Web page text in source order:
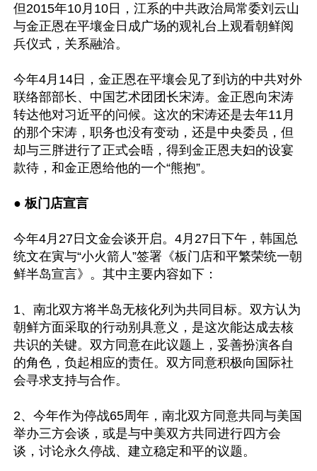
但2015年10月10日，江系的中共政治局常委刘云山
与金正恩在平壤金日成广场的观礼台上观看朝鲜阅
兵仪式，关系融洽。
今年4月14日，金正恩在平壤会见了到访的中共对外
联络部部长、中国艺术团团长宋涛。金正恩向宋涛
转达他对习近平的问候。这次的宋涛还是去年11月
的那个宋涛，职务也没有变动，还是中央委员，但
却与三胖进行了正式会晤，得到金正恩夫妇的设宴
款待，和金正恩给他的一个“熊抱”。
● 板门店宣言
今年4月27日文金会谈开启。4月27日下午，韩国总
统文在寅与“小火箭人”签署《板门店和平繁荣统一朝
鲜半岛宣言》。其中主要内容如下：
1、南北双方将半岛无核化列为共同目标。双方认为
朝鲜方面采取的行动别具意义，是这次能达成去核
共识的关键。双方同意在此议题上，妥善扮演各自
的角色，负起相应的责任。双方同意积极向国际社
会寻求支持与合作。
2、今年作为停战65周年，南北双方同意共同与美国
举办三方会谈，或是与中美双方共同进行四方会
谈，讨论永久停战、建立稳定和平的议题。